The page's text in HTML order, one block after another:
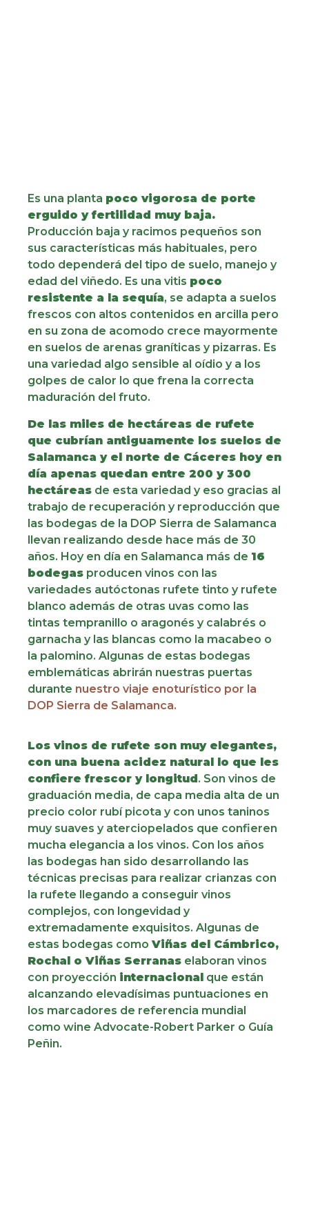
Es una planta poco vigorosa de porte
erguido y fertilidad muy baja.
Producción baja y racimos pequeños son
sus características más habituales, pero
todo dependerá del tipo de suelo, manejo y
edad del viñedo. Es una vitis poco
resistente a la sequía, se adapta a suelos
frescos con altos contenidos en arcilla pero
en su zona de acomodo crece mayormente
en suelos de arenas graníticas y pizarras. Es
una variedad algo sensible al oídio y a los
golpes de calor lo que frena la correcta
maduración del fruto.
De las miles de hectáreas de rufete
que cubrían antiguamente los suelos de
Salamanca y el norte de Cáceres hoy en
día apenas quedan entre 200 y 300
hectáreas de esta variedad y eso gracias al
trabajo de recuperación y reproducción que
las bodegas de la DOP Sierra de Salamanca
llevan realizando desde hace más de 30
años. Hoy en día en Salamanca más de 16
bodegas producen vinos con las
variedades autóctonas rufete tinto y rufete
blanco además de otras uvas como las
tintas tempranillo o aragonés y calabrés o
garnacha y las blancas como la macabeo o
la palomino. Algunas de estas bodegas
emblemáticas abrirán nuestras puertas
durante nuestro viaje enoturístico por la
DOP Sierra de Salamanca.
Los vinos de rufete son muy elegantes,
con una buena acidez natural lo que les
confiere frescor y longitud . Son vinos de
graduación media, de capa media alta de un
precio color rubí picota y con unos taninos
muy suaves y aterciopelados que confieren
mucha elegancia a los vinos. Con los años
las bodegas han sido desarrollando las
técnicas precisas para realizar crianzas con
la rufete llegando a conseguir vinos
complejos, con longevidad y
extremadamente exquisitos. Algunas de
estas bodegas como Viñas del Cámbrico,
Rochal o Viñas Serranas elaboran vinos
con proyección internacional que están
alcanzando elevadísimas puntuaciones en
los marcadores de referencia mundial
como wine Advocate-Robert Parker o Guía
Peñin.